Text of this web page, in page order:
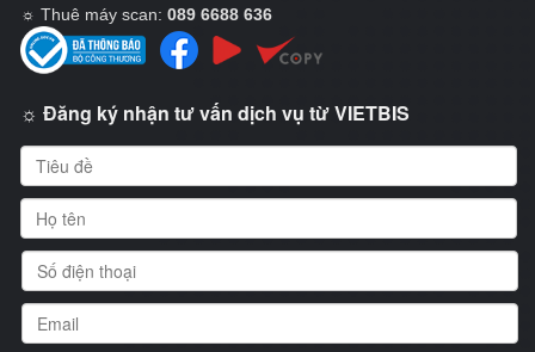
☼ Thuê máy scan: 089 6688 636
☼ Đăng ký nhận tư vấn dịch vụ từ VIETBIS